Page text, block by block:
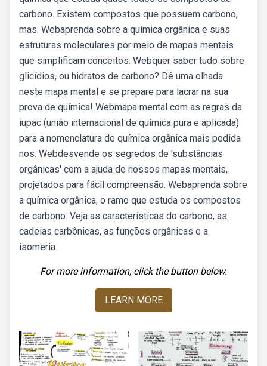
carbono. Existem compostos que possuem carbono,
mas. Webaprenda sobre a química orgânica e suas
estruturas moleculares por meio de mapas mentais
que simplificam conceitos. Webquer saber tudo sobre
glicídios, ou hidratos de carbono? Dê uma olhada
neste mapa mental e se prepare para lacrar na sua
prova de química! Webmapa mental com as regras da
iupac (união internacional de química pura e aplicada)
para a nomenclatura de química orgânica mais pedida
nos. Webdesvende os segredos de 'substâncias
orgânicas' com a ajuda de nossos mapas mentais,
projetados para fácil compreensão. Webaprenda sobre
a química orgânica, o ramo que estuda os compostos
de carbono. Veja as características do carbono, as
cadeias carbônicas, as funções orgânicas e a
isomeria.
For more information, click the button below.
LEARN MORE